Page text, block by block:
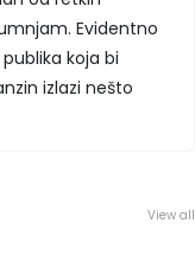
Evidentno
koja bi
izlazi nešto
View all